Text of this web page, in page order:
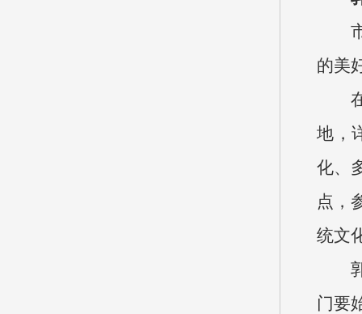
的美
地，
化、
点，
统文
门要